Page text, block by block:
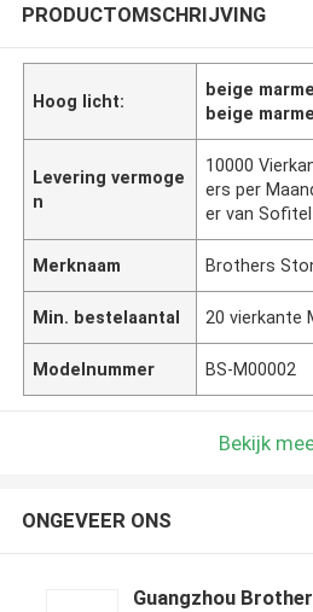
PRODUCTOMSCHRIJVING
Hoog licht:
beige
beige
Levering vermoge
n
10000
ers per
er van Sofitel
Merknaam Brothers
Min. bestelaantal 20 vierkante
Modelnummer BS-M00002
Bekijk
ONGEVEER ONS
Guangzhou